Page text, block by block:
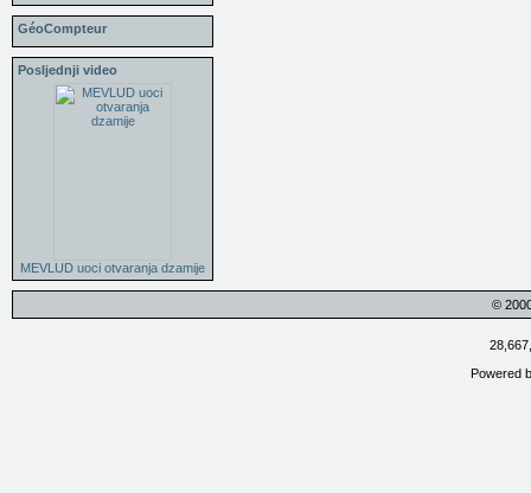
GéoCompteur
Posljednji video
MEVLUD uoci otvaranja dzamije
©
Powered